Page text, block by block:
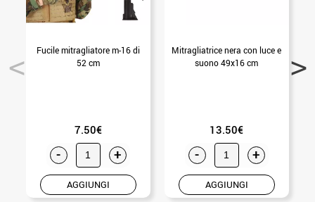
Fucile mitragliatore m-16 di
52 cm
7.50€
- +
AGGIUNGI
Mitragliatrice nera con luce e
suono 49x16 cm
13.50€
- +
AGGIUNGI